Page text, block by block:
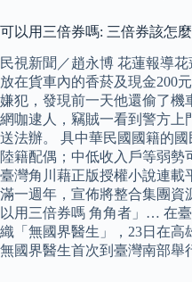
可以用三倍券嗎: 三倍券該怎
民視新聞／趙永博 花蓮報導
放在貨車內的香菸及現金200
嫌犯，發現前一天他還偷了機
網咖逮人，竊賊一看到警方上
送法辦。 具中華民國國籍的
陸籍配偶；中低收入戶等弱勢
臺灣角川藉正版授權小說連載
滿一週年，宣佈將整合集團資
以用三倍券嗎 角角者」… 在
織「無國界醫生」，23日在
無國界醫生首次到臺灣南部